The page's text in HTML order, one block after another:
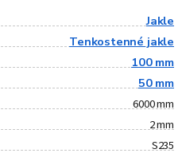
Jakle
Tenkostenné jakle
100 mm
50 mm
6000 mm
2 mm
S235